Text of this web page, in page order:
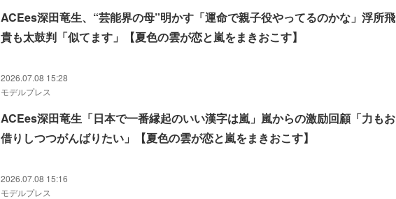
ACEes深田竜生、“芸能界の母”明かす「運命で親子役やってるのかな」浮所飛
貴も太鼓判「似てます」【夏色の雲が恋と嵐をまきおこす】
2026.07.08 15:28
モデルプレス
ACEes深田竜生「日本で一番縁起のいい漢字は嵐」嵐からの激励回顧「力もお
借りしつつがんばりたい」【夏色の雲が恋と嵐をまきおこす】
2026.07.08 15:16
モデルプレス